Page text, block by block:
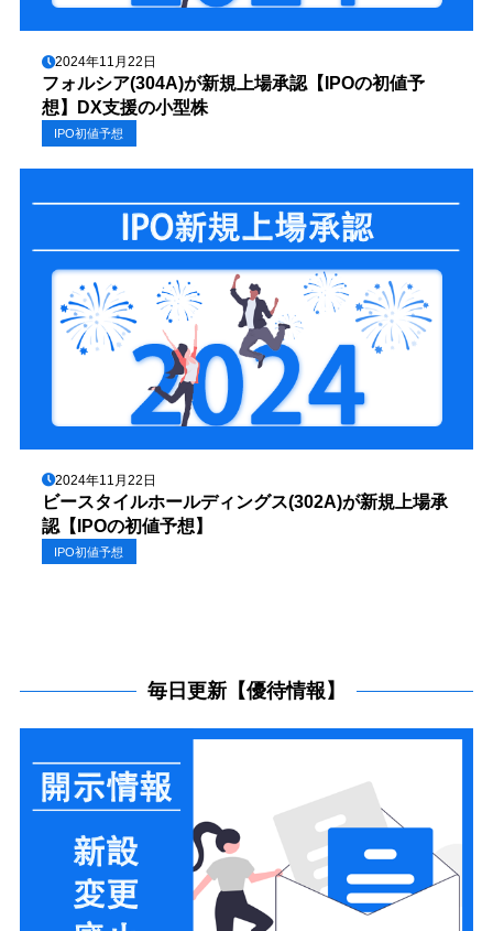
2024年11月22日
フォルシア(304A)が新規上場承認【IPOの初値予
想】DX支援の小型株
IPO初値予想
2024年11月22日
ビースタイルホールディングス(302A)が新規上場承
認【IPOの初値予想】
IPO初値予想
毎日更新【優待情報】